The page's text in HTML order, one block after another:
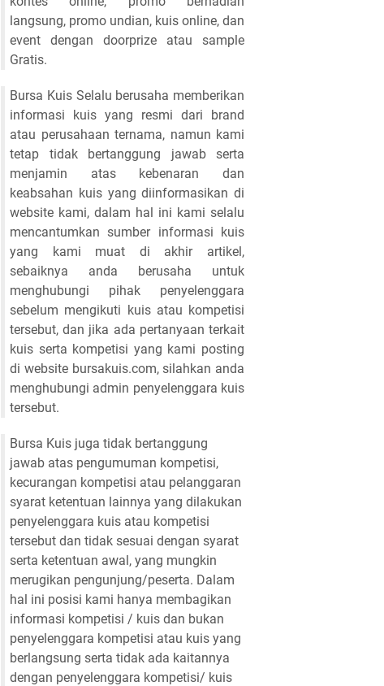
langsung, promo undian, kuis online, dan
event dengan doorprize atau sample
Gratis.
Bursa Kuis Selalu berusaha memberikan
informasi kuis yang resmi dari brand
atau perusahaan ternama, namun kami
tetap tidak bertanggung jawab serta
menjamin atas kebenaran dan
keabsahan kuis yang diinformasikan di
website kami, dalam hal ini kami selalu
mencantumkan sumber informasi kuis
yang kami muat di akhir artikel,
sebaiknya anda berusaha untuk
menghubungi pihak penyelenggara
sebelum mengikuti kuis atau kompetisi
tersebut, dan jika ada pertanyaan terkait
kuis serta kompetisi yang kami posting
di website bursakuis.com, silahkan anda
menghubungi admin penyelenggara kuis
tersebut.
Bursa Kuis juga tidak bertanggung
jawab atas pengumuman kompetisi,
kecurangan kompetisi atau pelanggaran
syarat ketentuan lainnya yang dilakukan
penyelenggara kuis atau kompetisi
tersebut dan tidak sesuai dengan syarat
serta ketentuan awal, yang mungkin
merugikan pengunjung/peserta. Dalam
hal ini posisi kami hanya membagikan
informasi kompetisi / kuis dan bukan
penyelenggara kompetisi atau kuis yang
berlangsung serta tidak ada kaitannya
dengan penyelenggara kompetisi/ kuis